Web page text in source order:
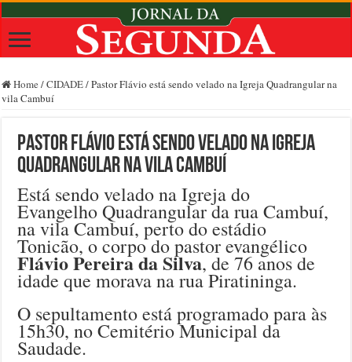
Home /CIDADE/Pastor Flávio está sendo velado na Igreja Quadrangular na
vila Cambuí
Pastor Flávio está sendo velado na Igreja
Quadrangular na vila Cambuí
Está sendo velado na Igreja do
Evangelho Quadrangular da rua Cambuí,
na vila Cambuí, perto do estádio
Tonicão, o corpo do pastor evangélico
Flávio Pereira da Silva, de 76 anos de
idade que morava na rua Piratininga.
O sepultamento está programado para às
15h30, no Cemitério Municipal da
Saudade.